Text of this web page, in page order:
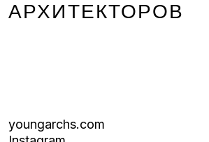
АРХИТЕКТОРОВ
youngarchs.com